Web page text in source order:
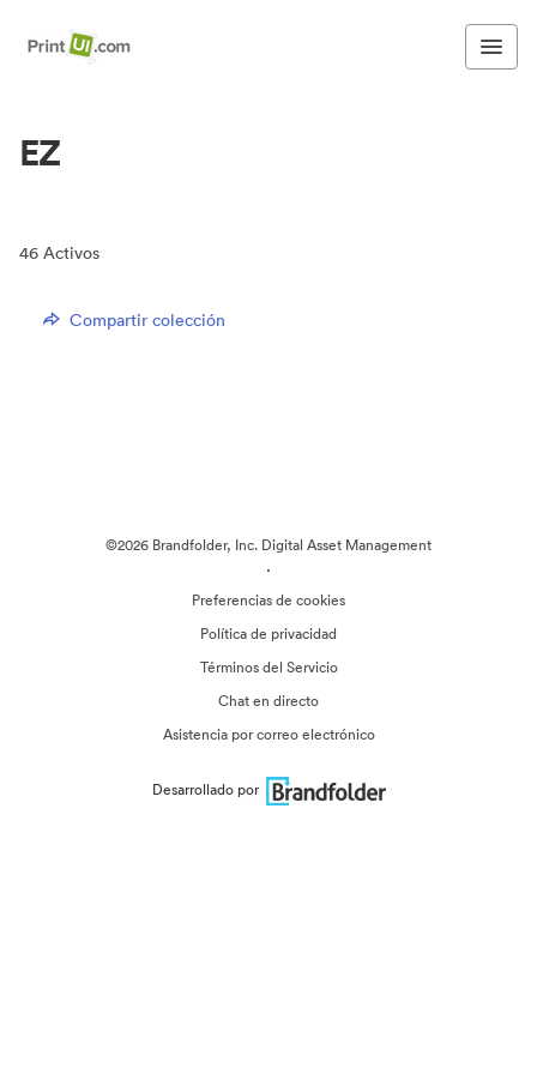
EZ
46 Activos
Compartir colección
©2026 Brandfolder, Inc. Digital Asset Management
·
Preferencias de cookies
Política de privacidad
Términos del Servicio
Chat en directo
Asistencia por correo electrónico
Desarrollado por